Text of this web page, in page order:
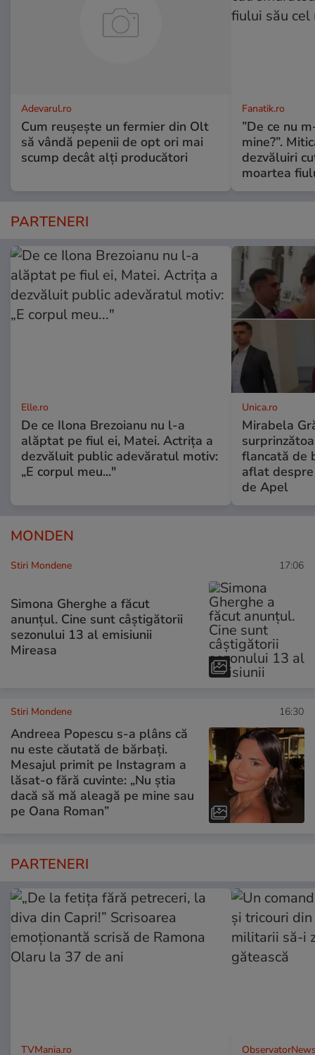
Adevarul.ro
Cum reușește un fermier din Olt
să vândă pepenii de opt ori mai
scump decât alți producători
Fanatik.ro
”De ce nu
mine?”.
dezvăluiri
moartea
PARTENERI
Elle.ro
De ce Ilona Brezoianu nu l-a
alăptat pe fiul ei, Matei. Actrița a
dezvăluit public adevăratul motiv:
„E corpul meu..."
Unica.ro
Mirabela
flancată de
aflat
de Apel
MONDEN
Stiri Mondene 17:06
Simona Gherghe a făcut
anunțul. Cine sunt câștigătorii
sezonului 13 al emisiunii
Mireasa
Stiri Mondene 16:30
Andreea Popescu s-a plâns că
nu este căutată de bărbați.
Mesajul primit pe Instagram a
lăsat-o fără cuvinte: „Nu știa
dacă să mă aleagă pe mine sau
pe Oana Roman”
PARTENERI
TVMania.ro